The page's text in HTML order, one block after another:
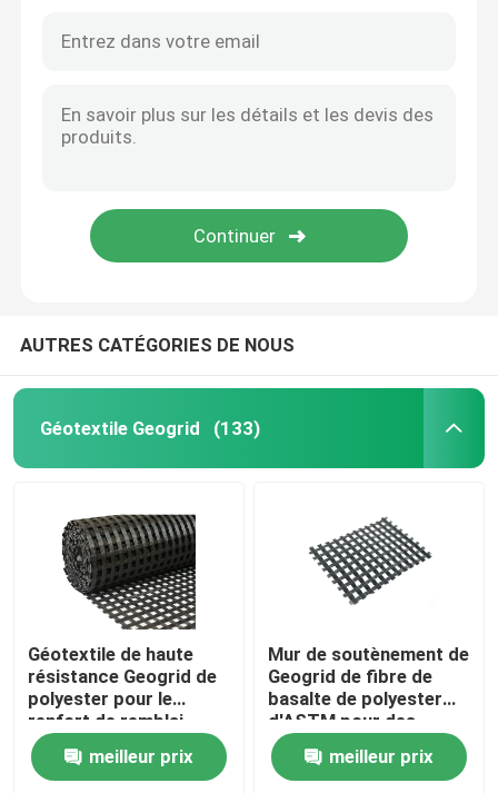
Géotextile Geobag
Contrôle d'érosion de Geomat
membrane embrévée de drainage
AUTRES CATÉGORIES DE NOUS
Géotextile Geogrid (133)
Géotextile de haute
résistance Geogrid de
polyester pour le
renfort de remblai
meilleur prix
Mur de soutènement de
Geogrid de fibre de
basalte de polyester
d'ASTM pour des
routes d'Aspheltic
meilleur prix